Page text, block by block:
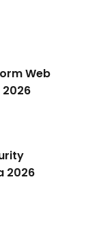
Web
2026
2026